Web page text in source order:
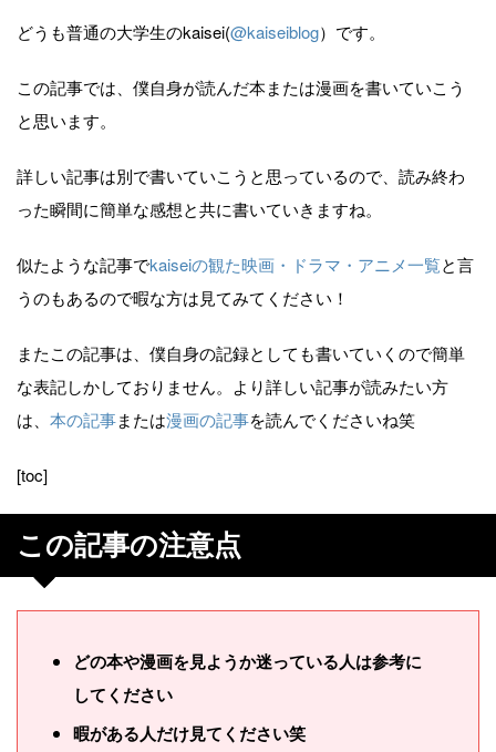
どうも普通の大学生のkaisei(@kaiseiblog）です。
この記事では、僕自身が読んだ本または漫画を書いていこう
と思います。
詳しい記事は別で書いていこうと思っているので、読み終わ
った瞬間に簡単な感想と共に書いていきますね。
似たような記事でkaiseiの観た映画・ドラマ・アニメ一覧と言
うのもあるので暇な方は見てみてください！
またこの記事は、僕自身の記録としても書いていくので簡単
な表記しかしておりません。より詳しい記事が読みたい方
は、 本の記事または漫画の記事を読んでくださいね笑
[toc]
この記事の注意点
どの本や漫画を見ようか迷っている人は参考に
してください
暇がある人だけ見てください笑